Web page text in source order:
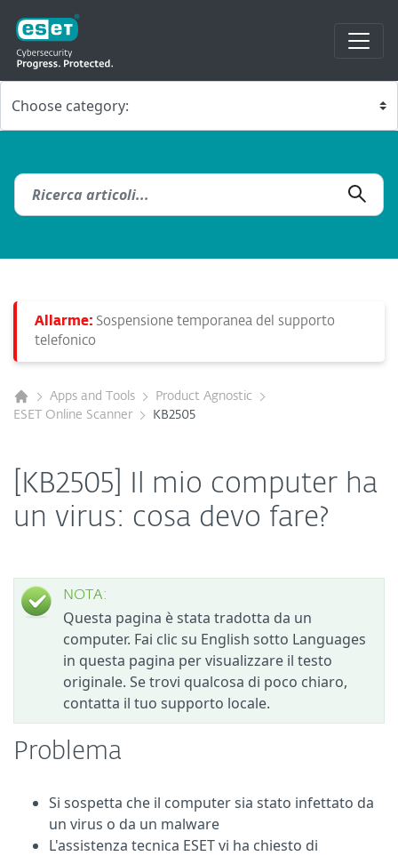
Allarme: Sospensione temporanea del supporto
telefonico
Apps and Tools
Product Agnostic
ESET Online Scanner
KB2505
[KB2505] Il mio computer ha
un virus: cosa devo fare?
NOTA:
Questa pagina è stata tradotta da un
computer. Fai clic su English sotto Languages
in questa pagina per visualizzare il testo
originale. Se trovi qualcosa di poco chiaro,
contatta il tuo supporto locale.
Problema
Si sospetta che il computer sia stato infettato da
un virus o da un malware
L'assistenza tecnica ESET vi ha chiesto di